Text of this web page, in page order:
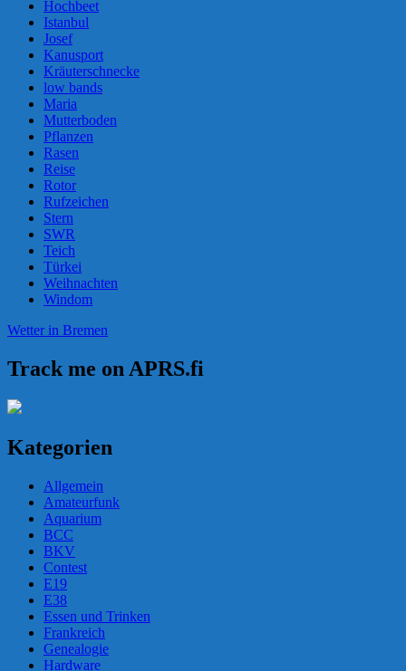
Hochbeet
Istanbul
Josef
Kanusport
Kräuterschnecke
low bands
Maria
Mutterboden
Pflanzen
Rasen
Reise
Rotor
Rufzeichen
Stern
SWR
Teich
Türkei
Weihnachten
Windom
Wetter in Bremen
Track me on APRS.fi
Kategorien
Allgemein
Amateurfunk
Aquarium
BCC
BKV
Contest
E19
E38
Essen und Trinken
Frankreich
Genealogie
Hardware